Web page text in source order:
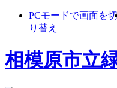
PCモードで画面を切
り替え
相模原市立